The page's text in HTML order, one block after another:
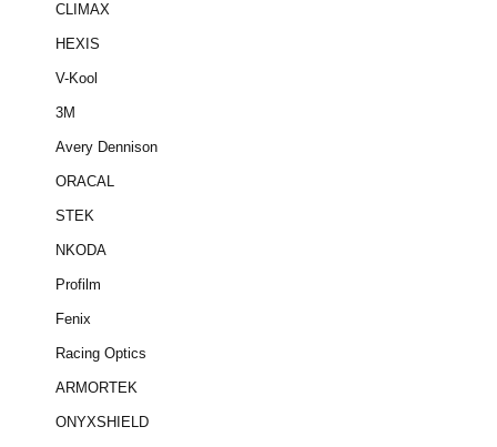
CLIMAX
HEXIS
V-Kool
3M
Avery Dennison
ORACAL
STEK
NKODA
Profilm
Fenix
Racing Optics
ARMORTEK
ONYXSHIELD